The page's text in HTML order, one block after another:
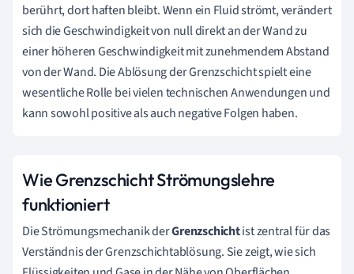
berührt, dort haften bleibt. Wenn ein Fluid strömt, verändert
sich die Geschwindigkeit von null direkt an der Wand zu
einer höheren Geschwindigkeit mit zunehmendem Abstand
von der Wand. Die Ablösung der Grenzschicht spielt eine
wesentliche Rolle bei vielen technischen Anwendungen und
kann sowohl positive als auch negative Folgen haben.
Wie Grenzschicht Strömungslehre
funktioniert
Die Strömungsmechanik derGrenzschichtist zentral für das
Verständnis der Grenzschichtablösung. Sie zeigt, wie sich